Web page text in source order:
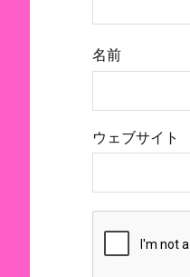
名前
ウェブサイト